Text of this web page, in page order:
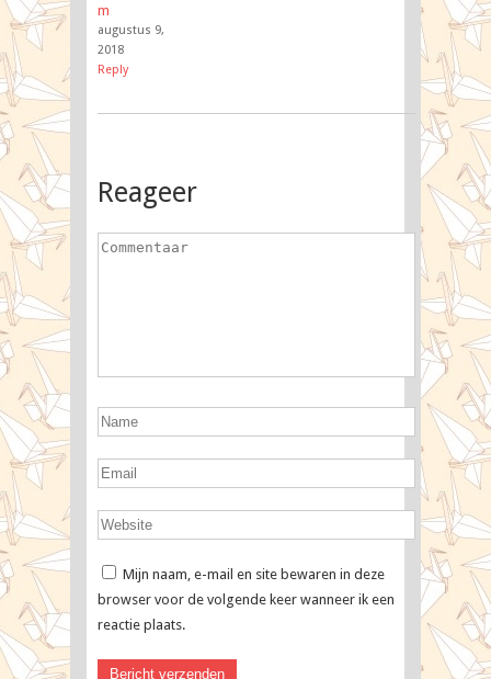
m
augustus 9,
2018
Reply
Reageer
Mijn naam, e-mail en site bewaren in deze
browser voor de volgende keer wanneer ik een
reactie plaats.